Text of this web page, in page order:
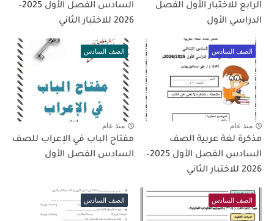
الرابع للاختبار الأول الفصل
الدراسي الأول
السادس الفصل الأول 2025–
2026 للاختبار الثاني
الصف السادس
منذ عام
مذكرة لغة عربية الصف
السادس الفصل الأول 2025–
2026 للاختبار الثاني
الصف السادس
منذ عام
مفتاح الباب في الإعراب للصف
السادس الفصل الأول
الصف السادس الصف السادس